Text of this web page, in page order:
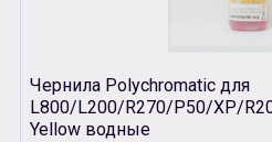
Чернила Polychromatic для
L800/L200/R270/P50/XР/
Yellow водные